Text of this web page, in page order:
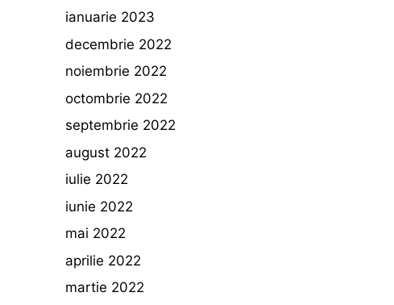
ianuarie 2023
decembrie 2022
noiembrie 2022
octombrie 2022
septembrie 2022
august 2022
iulie 2022
iunie 2022
mai 2022
aprilie 2022
martie 2022